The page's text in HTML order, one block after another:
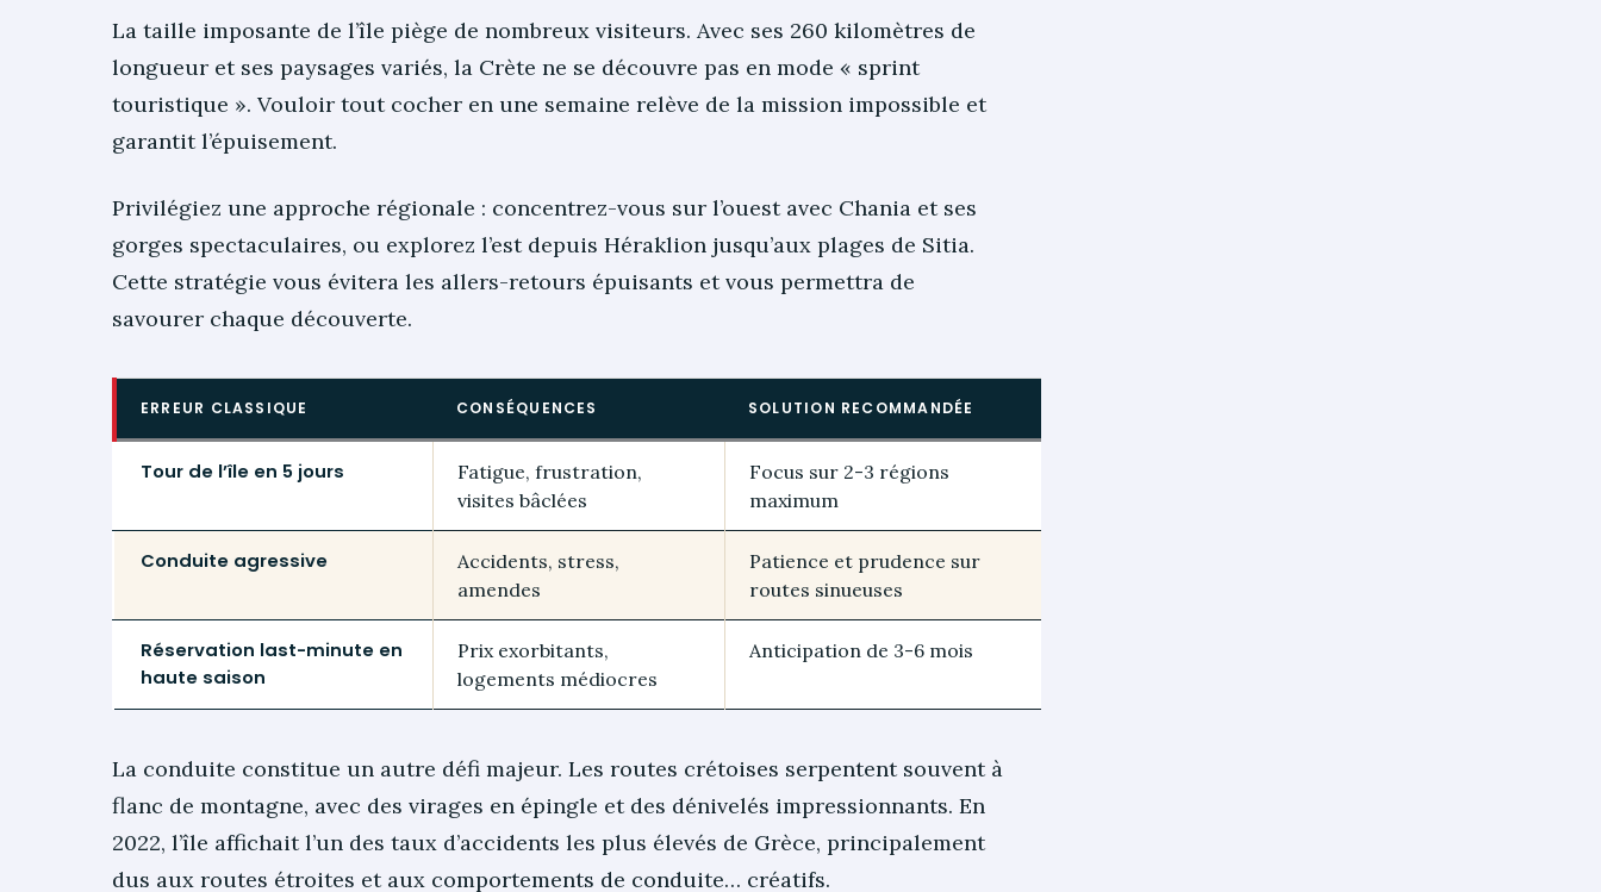
La taille imposante de l’île piège de nombreux visiteurs. Avec ses 260 kilomètres de
longueur et ses paysages variés, la Crète ne se découvre pas en mode « sprint
touristique ». Vouloir tout cocher en une semaine relève de la mission impossible et
garantit l’épuisement.
Privilégiez une approche régionale : concentrez-vous sur l’ouest avec Chania et ses
gorges spectaculaires, ou explorez l’est depuis Héraklion jusqu’aux plages de Sitia.
Cette stratégie vous évitera les allers-retours épuisants et vous permettra de
savourer chaque découverte.
ERREUR CLASSIQUE CONSÉQUENCES SOLUTION RECOMMANDÉE
Tour de l’île en 5 jours
Fatigue, frustration,
visites bâclées
Focus sur 2-3 régions
maximum
Conduite agressive
Accidents, stress,
amendes
Patience et prudence sur
routes sinueuses
Réservation last-minute en
haute saison
Prix exorbitants,
logements médiocres
Anticipation de 3-6 mois
La conduite constitue un autre défi majeur. Les routes crétoises serpentent souvent à
flanc de montagne, avec des virages en épingle et des dénivelés impressionnants. En
2022, l’île affichait l’un des taux d’accidents les plus élevés de Grèce, principalement
dus aux routes étroites et aux comportements de conduite… créatifs.